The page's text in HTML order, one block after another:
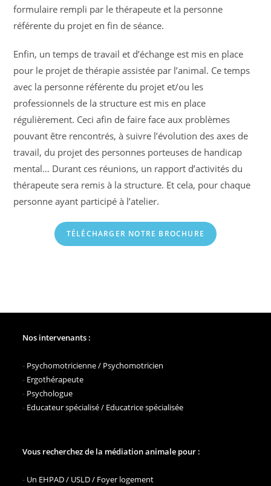
formulaire rempli par le thérapeute et la personne
référente du projet en fin de séance.
Enfin, un temps de travail et d’échange est mis en place
pour le projet de thérapie assistée par l’animal. Ce temps
avec la personne référente du projet et/ou les
professionnels de la structure est mis en place
régulièrement. Ceci afin de faire face aux problèmes
pouvant être rencontrés, à suivre l’évolution des axes de
travail, du projet des personnes porteuses de handicap
mental… Durant ces réunions, un rapport d’activités du
thérapeute sera remis à la structure. Et cela, pour chaque
personne ayant participé à l’atelier.
TÉLÉCHARGER NOTRE BROCHURE
Nos intervenants :
- Psychomotricienne / Psychomotricien
- Ergothérapeute
- Psychologue
- Educateur spécialisé / Educatrice spécialisée
Vous recherchez de la médiation animale pour :
- Un EHPAD / USLD / Foyer logement